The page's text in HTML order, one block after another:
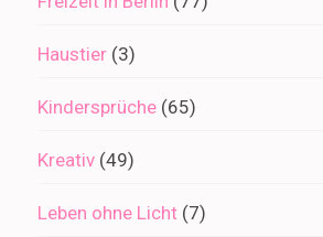
Haustier (3)
Kindersprüche (65)
Kreativ (49)
Leben ohne Licht (7)